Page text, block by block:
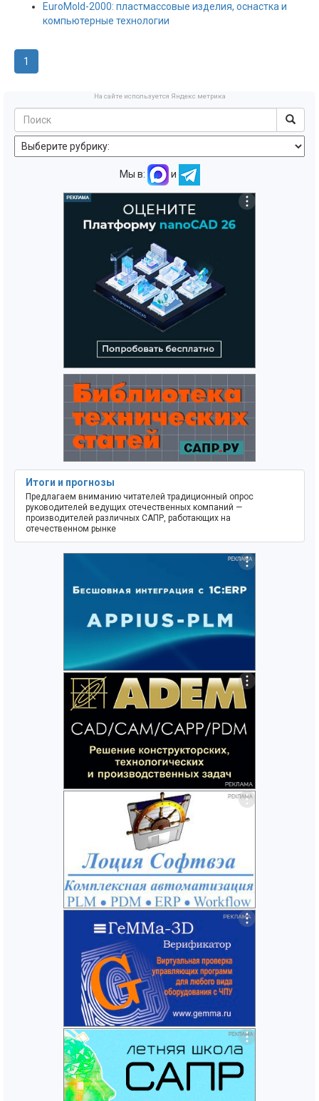
EuroMold-2000: пластмассовые изделия, оснастка и
компьютерные технологии
1
На сайте используется Яндекс метрика
Мы в: и
Итоги и прогнозы
Предлагаем вниманию читателей традиционный опрос
руководителей ведущих отечественных компаний —
производителей различных САПР, работающих на
отечественном рынке